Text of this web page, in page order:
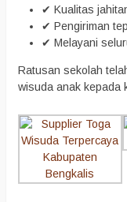
✔ Kualitas
✔ Pengiriman
✔ Melayani
Ratusan sekolah
wisuda anak kepada